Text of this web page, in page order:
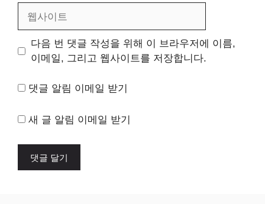
일
트
다음 번 댓글 작성을 위해 이 브라우저에 이름,
이메일, 그리고 웹사이트를 저장합니다.
댓글 알림 이메일 받기
새 글 알림 이메일 받기